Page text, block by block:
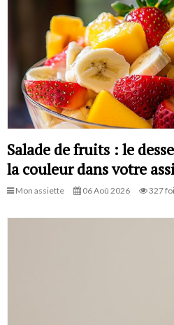
Salade de fruits : le
la couleur dans votre
Mon assiette 06 Aoû 2026 327